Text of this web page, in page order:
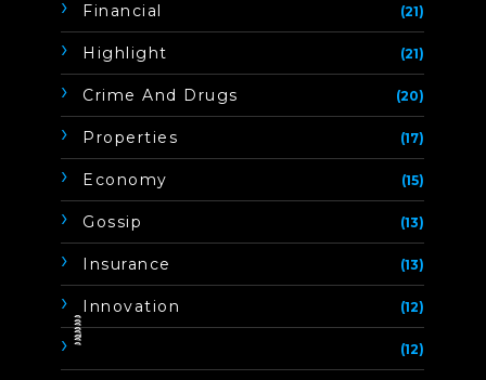
Financial (21)
Highlight (21)
Crime And Drugs (20)
Properties (17)
Economy (15)
Gossip (13)
Insurance (13)
Innovation (12)
(12)